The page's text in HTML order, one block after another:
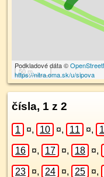
50 m
Podkladové dáta ©
https://nitra.oma.sk/u/sipova
čísla, 1 z 2
1 ¤, 10 ¤, 11 ¤,
16 ¤, 17 ¤, 18 ¤,
23 ¤, 24 ¤, 25 ¤,